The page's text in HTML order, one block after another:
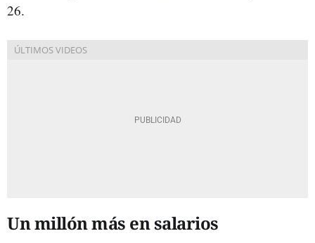
26.
Un millón más en salarios